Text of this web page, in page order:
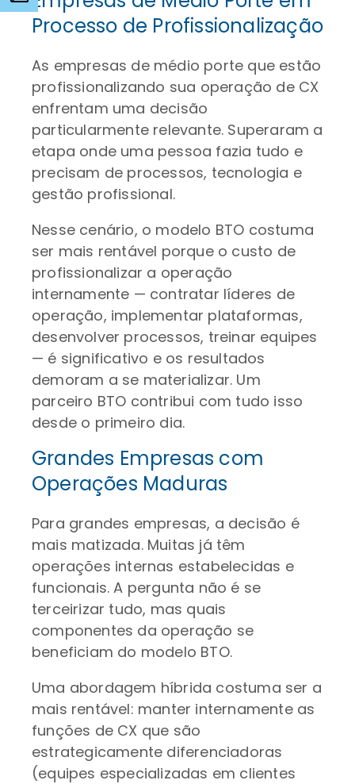
Processo de Profissionalização
As empresas de médio porte que estão
profissionalizando sua operação de CX
enfrentam uma decisão
particularmente relevante. Superaram a
etapa onde uma pessoa fazia tudo e
precisam de processos, tecnologia e
gestão profissional.
Nesse cenário, o modelo BTO costuma
ser mais rentável porque o custo de
profissionalizar a operação
internamente — contratar líderes de
operação, implementar plataformas,
desenvolver processos, treinar equipes
— é significativo e os resultados
demoram a se materializar. Um
parceiro BTO contribui com tudo isso
desde o primeiro dia.
Grandes Empresas com
Operações Maduras
Para grandes empresas, a decisão é
mais matizada. Muitas já têm
operações internas estabelecidas e
funcionais. A pergunta não é se
terceirizar tudo, mas quais
componentes da operação se
beneficiam do modelo BTO.
Uma abordagem híbrida costuma ser a
mais rentável: manter internamente as
funções de CX que são
estrategicamente diferenciadoras
(equipes especializadas em clientes